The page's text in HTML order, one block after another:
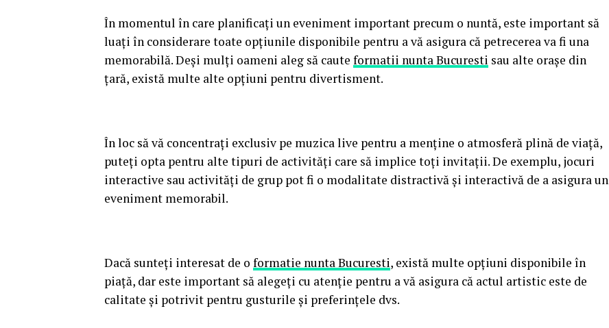
În momentul în care planificați un eveniment important precum o nuntă, este important să
luați în considerare toate opțiunile disponibile pentru a vă asigura că petrecerea va fi una
memorabilă. Deși mulți oameni aleg să caute formatii nunta Bucuresti sau alte orașe din
țară, există multe alte opțiuni pentru divertisment.
În loc să vă concentrați exclusiv pe muzica live pentru a menține o atmosferă plină de viață,
puteți opta pentru alte tipuri de activități care să implice toți invitații. De exemplu, jocuri
interactive sau activități de grup pot fi o modalitate distractivă și interactivă de a asigura un
eveniment memorabil.
Dacă sunteți interesat de o formatie nunta Bucuresti, există multe opțiuni disponibile în
piață, dar este important să alegeți cu atenție pentru a vă asigura că actul artistic este de
calitate și potrivit pentru gusturile și preferințele dvs.